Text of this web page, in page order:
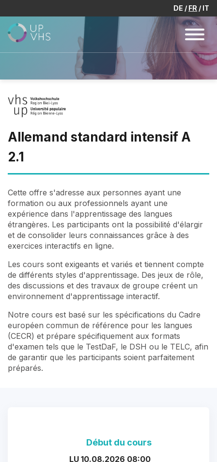
DE FR IT
Allemand standard intensif A
2.1
Cette offre s'adresse aux personnes ayant une
formation ou aux professionnels ayant une
expérience dans l'apprentissage des langues
étrangères. Les participants ont la possibilité d'élargir
et de consolider leurs connaissances grâce à des
exercices interactifs en ligne.
Les cours sont exigeants et variés et tiennent compte
de différents styles d'apprentissage. Des jeux de rôle,
des discussions et des travaux de groupe créent un
environnement d'apprentissage interactif.
Notre cours est basé sur les spécifications du Cadre
européen commun de référence pour les langues
(CECR) et prépare spécifiquement aux formats
d'examen tels que le TestDaF, le DSH ou le TELC, afin
de garantir que les participants soient parfaitement
préparés.
Début du cours
LU 10.08.2026 08:00